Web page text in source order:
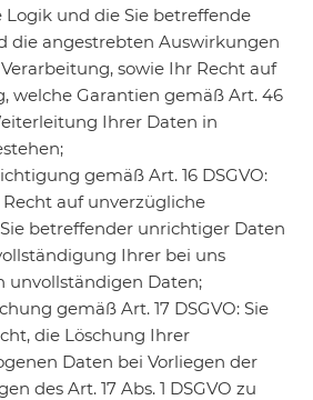
Logik und die Sie betreffende
die angestrebten Auswirkungen
sowie Ihr Recht auf
welche Garantien gemäß Art. 46
Ihrer Daten in
gemäß Art. 16 DSGVO:
auf unverzügliche
betreffender unrichtiger Daten
Ihrer bei uns
unvollständigen Daten;
gemäß Art. 17 DSGVO: Sie
die Löschung Ihrer
Daten bei Vorliegen der
des Art. 17 Abs. 1 DSGVO zu